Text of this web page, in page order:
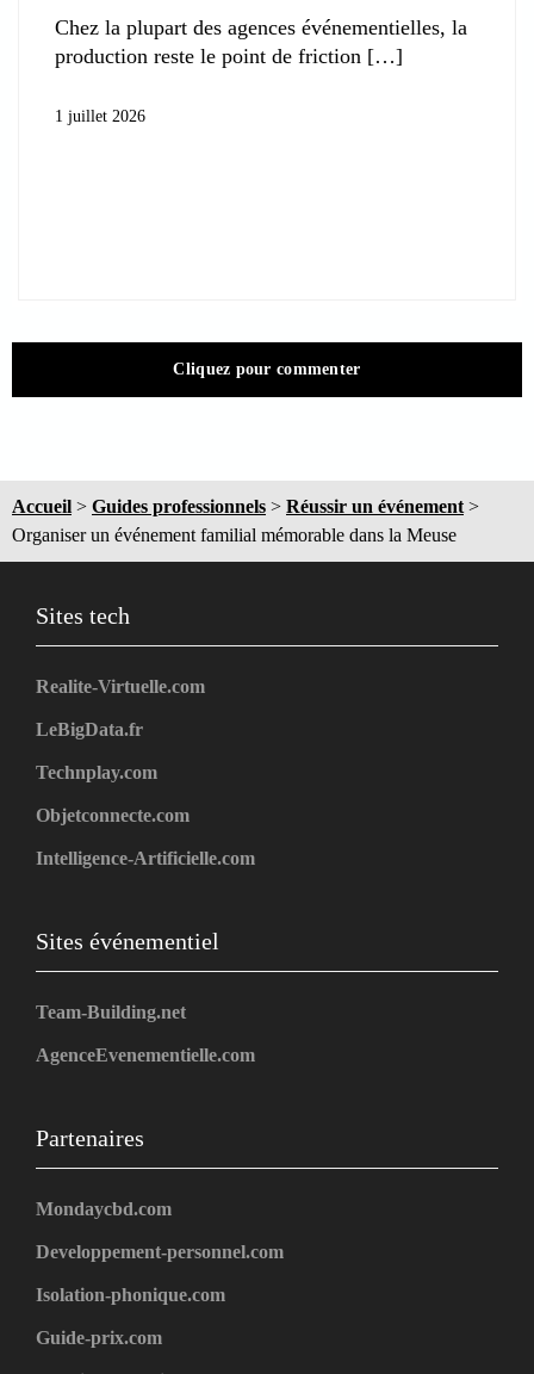
Chez la plupart des agences événementielles, la
production reste le point de friction
1 juillet 2026
Cliquez pour commenter
Accueil > Guides professionnels > Réussir un événement >
Organiser un événement familial mémorable dans la Meuse
Sites tech
Realite-Virtuelle.com
LeBigData.fr
Technplay.com
Objetconnecte.com
Intelligence-Artificielle.com
Sites événementiel
Team-Building.net
AgenceEvenementielle.com
Partenaires
Mondaycbd.com
Developpement-personnel.com
Isolation-phonique.com
Guide-prix.com